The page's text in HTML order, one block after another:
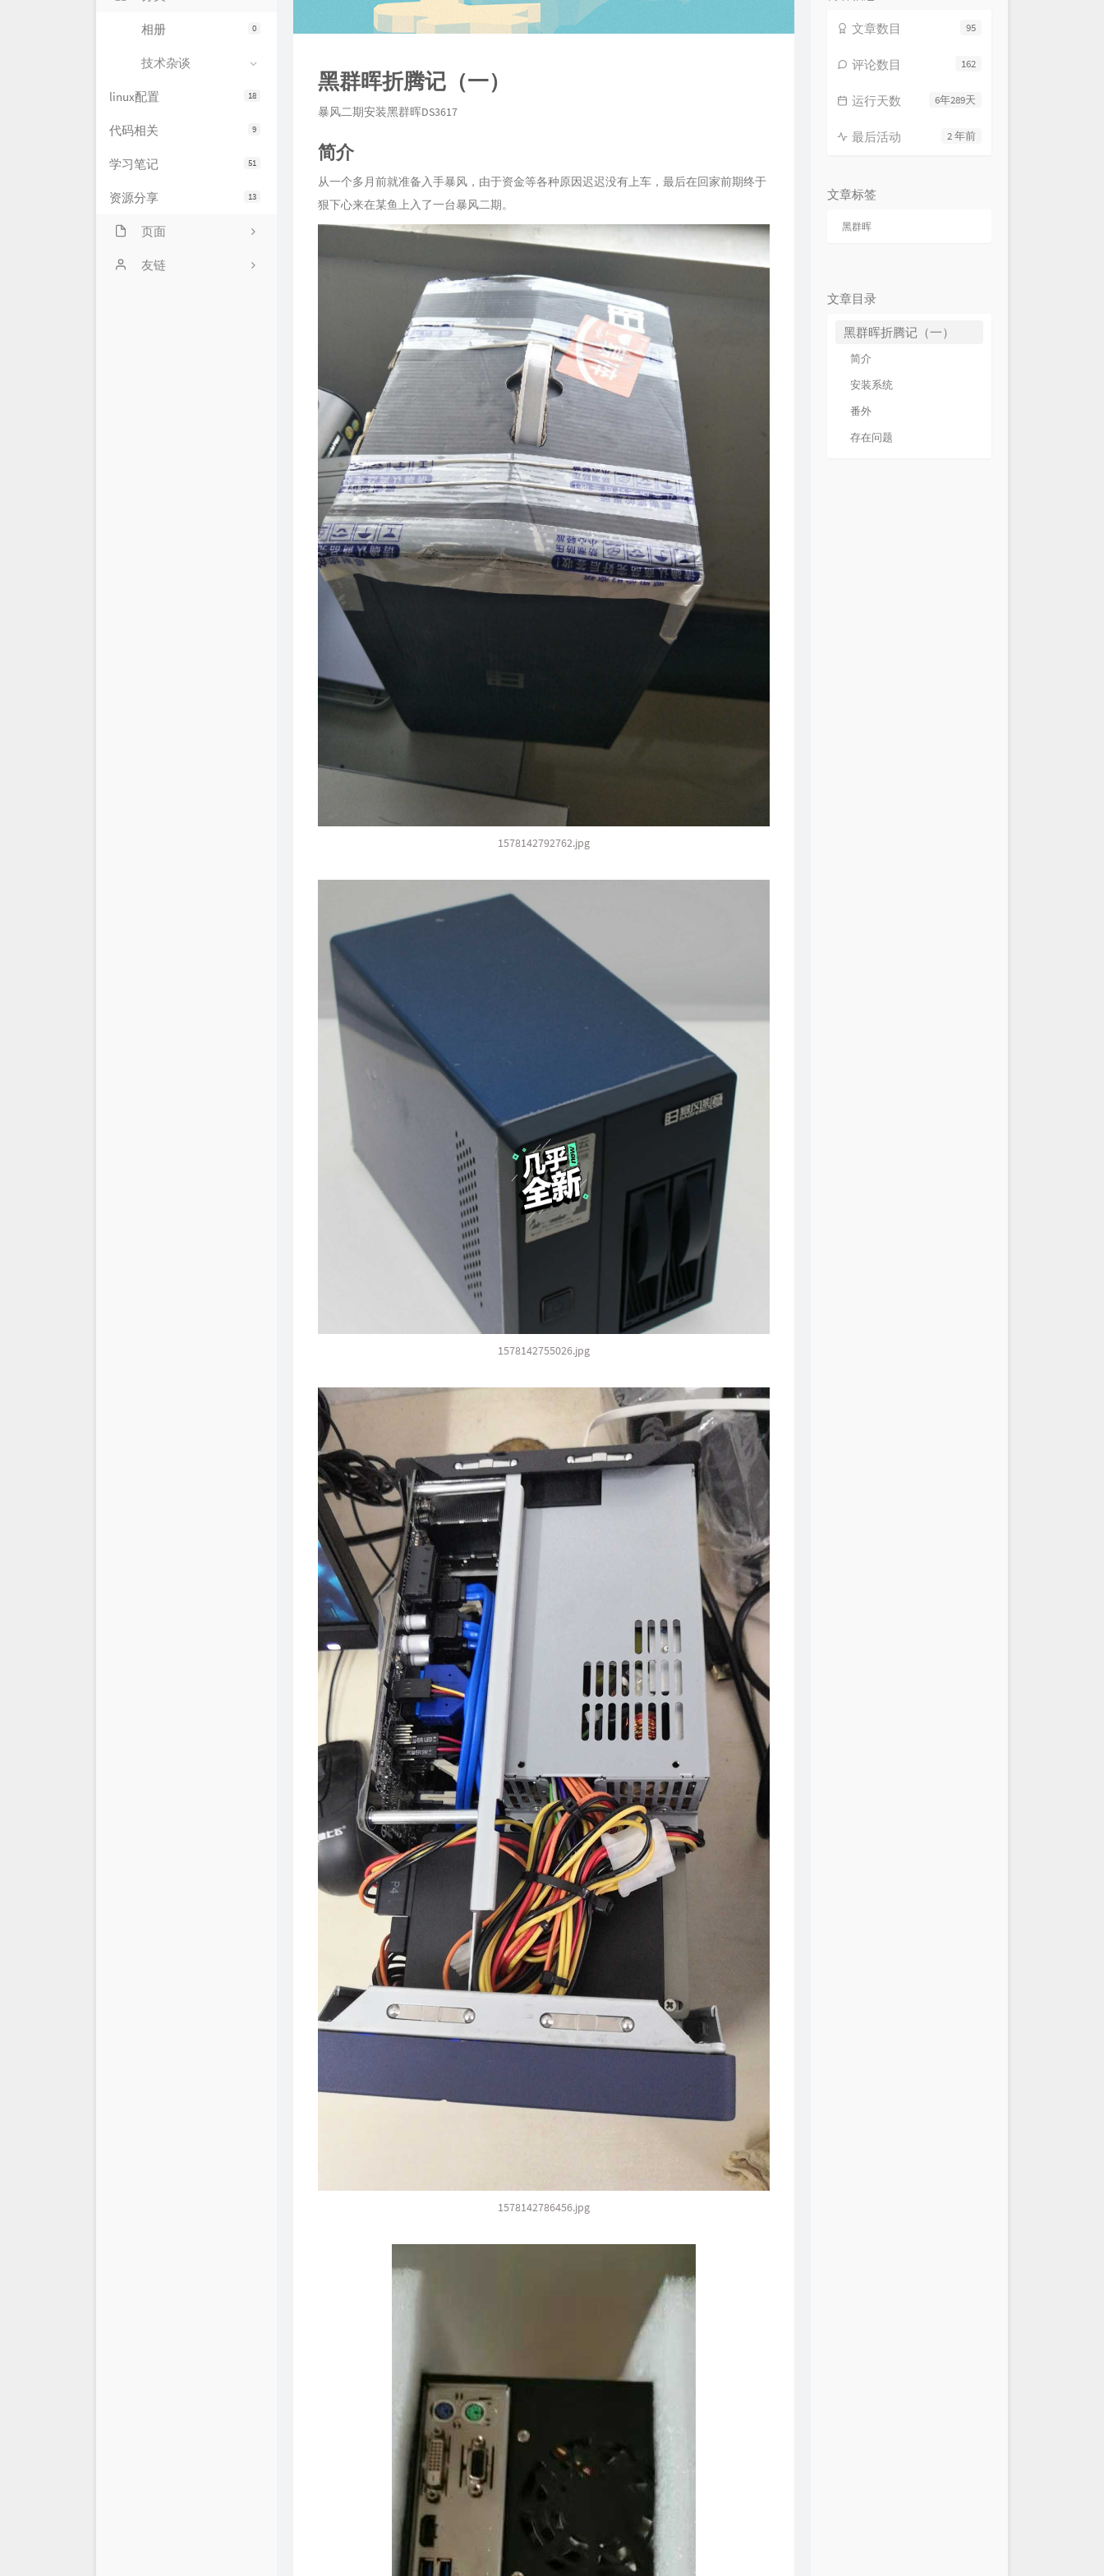
0
相册
技术杂谈
18
linux配置
9
代码相关
51
学习笔记
13
资源分享
页面
网站状态
友链
黑群晖折腾记（一）
暴风二期安装黑群晖DS3617
简介
从一个多月前就准备入手暴风，由于资金等各种原因迟迟没有上车，最后在回家前期终于
狠下心来在某鱼上入了一台暴风二期。
1578142792762.jpg
1578142755026.jpg
1578142786456.jpg
95
文章数目
162
评论数目
6年289天
运行天数
2 年前
最后活动
文章标签
黑群晖
文章目录
黑群晖折腾记（一）
简介
安装系统
番外
存在问题